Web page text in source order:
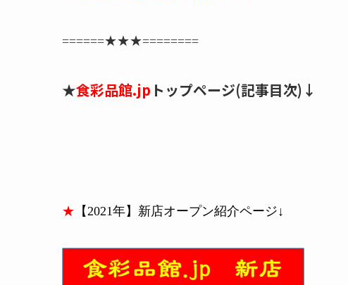
======★★★========
★食彩品館.jp トップページ(記事目次)↓
★ 【2021年】新店オープン紹介ページ↓